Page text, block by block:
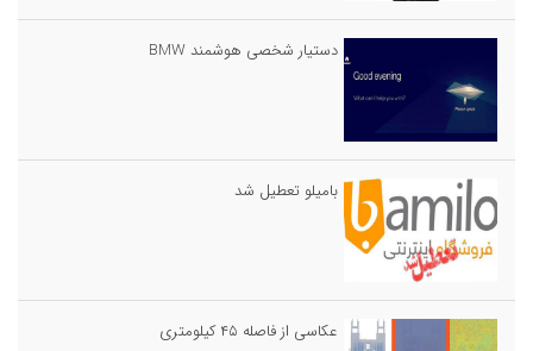
دستیار شخصی هوشمند BMW
بامیلو تعطیل شد
عکاسی از فاصله ۴۵ کیلومتری